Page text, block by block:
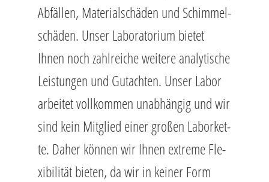
Ab­fäl­len, Ma­te­ri­al­schä­den und Schim­mel­
schä­den. Unser La­bo­ra­to­ri­um bie­tet
Ihnen noch zahl­rei­che wei­te­re ana­ly­ti­sche
Leis­tun­gen und Gut­ach­ten. Unser Labor
ar­bei­tet voll­kom­men un­ab­hän­gig und wir
sind kein Mit­glied einer gro­ßen La­bor­ket­
te. Daher kön­nen wir Ihnen ex­tre­me Fle­
xi­bi­li­tät bie­ten, da wir in kei­ner Form